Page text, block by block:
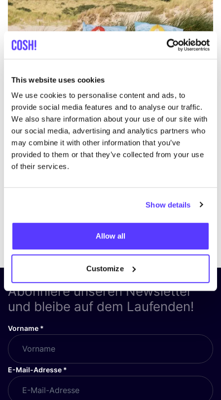
This website uses cookies
We use cookies to personalise content and ads, to
provide social media features and to analyse our traffic.
We also share information about your use of our site with
our social media, advertising and analytics partners who
may combine it with other information that you’ve
provided to them or that they’ve collected from your use
of their services.
Show details
Allow all
Customize
Abonniere unseren Newsletter
und bleibe auf dem Laufenden!
Vorname *
E-Mail-Adresse *